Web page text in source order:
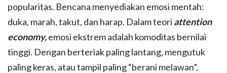
popularitas. Bencana menyediakan emosi mentah:
duka, marah, takut, dan harap. Dalam teori attention
economy,emosi ekstrem adalah komoditas bernilai
tinggi. Dengan berteriak paling lantang, mengutuk
paling keras, atau tampil paling “berani melawan”,